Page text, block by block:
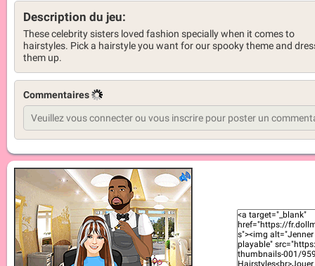
Description du jeu:
These celebrity sisters loved fashion specially when it comes to
hairstyles. Pick a hairstyle you want for our spooky theme and
them up.
Commentaires